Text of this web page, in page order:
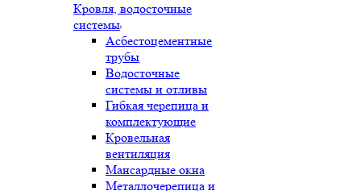
Кровля, водосточные
системы
Асбестоцементные
трубы
Водосточные
системы и отливы
Гибкая черепица и
комплектующие
Кровельная
вентиляция
Мансардные окна
Металлочерепица и